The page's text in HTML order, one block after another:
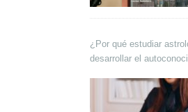
¿Por qué estudiar
desarrollar el